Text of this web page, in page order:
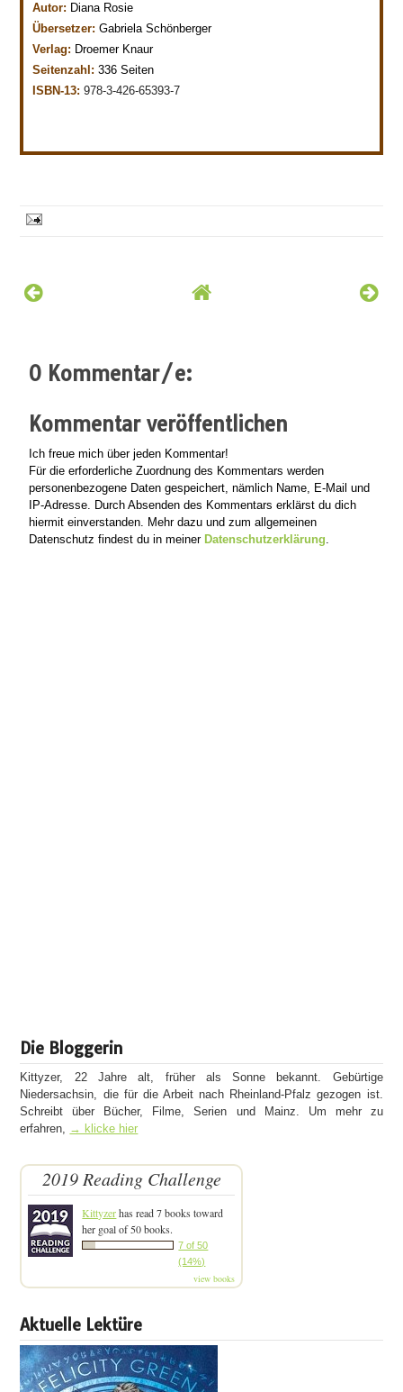
Autor: Diana Rosie
Übersetzer:Gabriela Schönberger
Verlag: Droemer Knaur
Seitenzahl: 336 Seiten
ISBN-13: 978-3-426-65393-7
0 Kommentar/e:
Kommentar veröffentlichen
Ich freue mich über jeden Kommentar!
Für die erforderliche Zuordnung des Kommentars werden
personenbezogene Daten gespeichert, nämlich Name, E-Mail und
IP-Adresse. Durch Absenden des Kommentars erklärst du dich
hiermit einverstanden. Mehr dazu und zum allgemeinen
Datenschutz findest du in meiner Datenschutzerklärung.
Die Bloggerin
Kittyzer, 22 Jahre alt, früher als Sonne bekannt. Gebürtige
Niedersachsin, die für die Arbeit nach Rheinland-Pfalz gezogen ist.
Schreibt über Bücher, Filme, Serien und Mainz. Um mehr zu
erfahren, → klicke hier
2019 Reading Challenge
Kittyzerhas read 7 books toward
her goal of 50 books.
7 of 50
(14%)
view books
Aktuelle Lektüre